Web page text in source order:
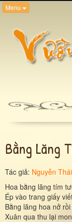
Menu
Bằng Lăng
Tác giả: Nguyễn Thái
Hoa bằng lăng tím
Ép vào trang giấy
Bằng lăng hoa nở
Xuân qua thu lại